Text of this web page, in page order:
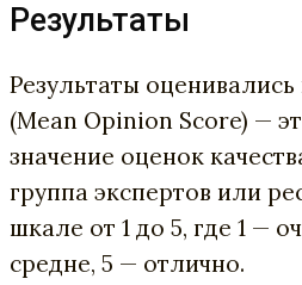
Результаты
Результаты
(Mean Opinion Score) —
значение оценок
группа экспертов или
шкале от 1 до 5, где 1 —
средне, 5 — отлично.